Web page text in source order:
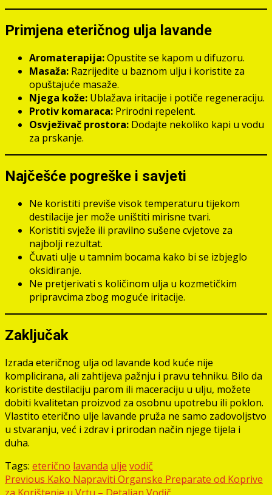
Primjena eteričnog ulja lavande
Aromaterapija:Opustite se kapom u difuzoru.
Masaža: Razrijedite u baznom ulju i koristite za
opuštajuće masaže.
Njega kože: Ublažava iritacije i potiče regeneraciju.
Protiv komaraca: Prirodni repelent.
Osvježivač prostora: Dodajte nekoliko kapi u vodu
za prskanje.
Najčešće pogreške i savjeti
Ne koristiti previše visok temperaturu tijekom
destilacije jer može uništiti mirisne tvari.
Koristiti svježe ili pravilno sušene cvjetove za
najbolji rezultat.
Čuvati ulje u tamnim bocama kako bi se izbjeglo
oksidiranje.
Ne pretjerivati s količinom ulja u kozmetičkim
pripravcima zbog moguće iritacije.
Zaključak
Izrada eteričnog ulja od lavande kod kuće nije
komplicirana, ali zahtijeva pažnju i pravu tehniku. Bilo da
koristite destilaciju parom ili maceraciju u ulju, možete
dobiti kvalitetan proizvod za osobnu upotrebu ili poklon.
Vlastito eterično ulje lavande pruža ne samo zadovoljstvo
u stvaranju, već i zdrav i prirodan način njege tijela i
duha.
Tags: eterično lavanda ulje vodič
Post
Previous Kako Napraviti Organske Preparate od Koprive